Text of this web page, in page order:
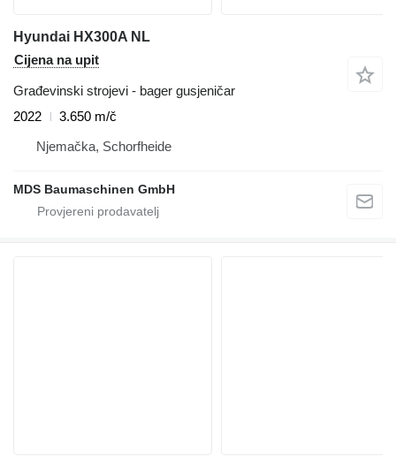
Hyundai HX300A NL
Cijena na upit
Građevinski strojevi - bager gusjeničar
2022
3.650 m/č
Njemačka, Schorfheide
MDS Baumaschinen GmbH